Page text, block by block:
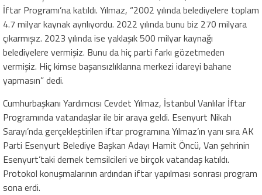
İftar Programı’na katıldı. Yılmaz, “2002 yılında belediyelere toplam
4.7 milyar kaynak ayrılıyordu. 2022 yılında bunu biz 270 milyara
çıkarmışız. 2023 yılında ise yaklaşık 500 milyar kaynağı
belediyelere vermişiz. Bunu da hiç parti farkı gözetmeden
vermişiz. Hiç kimse başarısızlıklarına merkezi idareyi bahane
yapmasın” dedi.
Cumhurbaşkanı Yardımcısı Cevdet Yılmaz, İstanbul Vanlılar İftar
Programında vatandaşlar ile bir araya geldi. Esenyurt Nikah
Sarayı’nda gerçekleştirilen iftar programına Yılmaz’ın yanı sıra AK
Parti Esenyurt Belediye Başkan Adayı Hamit Öncü, Van şehrinin
Esenyurt’taki dernek temsilcileri ve birçok vatandaş katıldı.
Protokol konuşmalarının ardından iftar yapılması sonrası program
sona erdi.